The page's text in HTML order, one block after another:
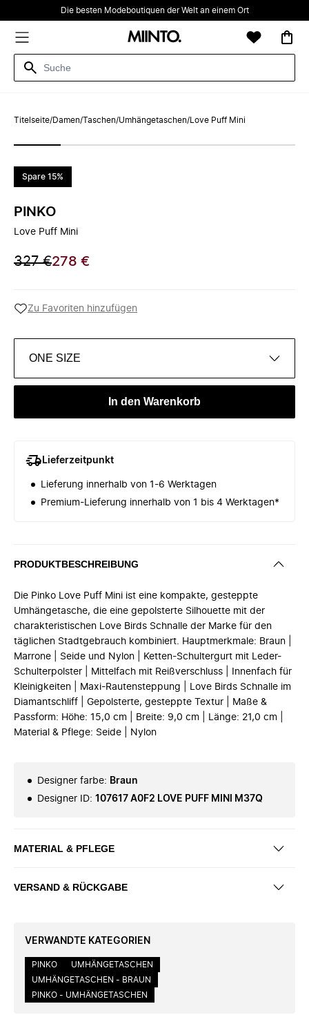
Die besten Modeboutiquen der Welt an einem Ort
Titelseite/Damen/Taschen/Umhängetaschen/ Love Puff Mini
Spare 15%
PINKO
Love Puff Mini
327 €278 €
Zu Favoriten hinzufügen
ONE SIZE
In den Warenkorb
Lieferzeitpunkt
Lieferung innerhalb von 1-6 Werktagen
Premium-Lieferung innerhalb von 1 bis 4 Werktagen*
PRODUKTBESCHREIBUNG
Die Pinko Love Puff Mini ist eine kompakte, gesteppte
Umhängetasche, die eine gepolsterte Silhouette mit der
charakteristischen Love Birds Schnalle der Marke für den
täglichen Stadtgebrauch kombiniert. Hauptmerkmale: Braun |
Marrone | Seide und Nylon | Ketten-Schultergurt mit Leder-
Schulterpolster | Mittelfach mit Reißverschluss | Innenfach für
Kleinigkeiten | Maxi-Rautensteppung | Love Birds Schnalle im
Diamantschliff | Gepolsterte, gesteppte Textur | Maße &
Passform: Höhe: 15,0 cm | Breite: 9,0 cm | Länge: 21,0 cm |
Material & Pflege: Seide | Nylon
Designer farbe: Braun
Designer ID: 107617 A0F2 LOVE PUFF MINI M37Q
MATERIAL & PFLEGE
VERSAND & RÜCKGABE
VERWANDTE KATEGORIEN
PINKO
UMHÄNGETASCHEN
UMHÄNGETASCHEN - BRAUN
PINKO - UMHÄNGETASCHEN